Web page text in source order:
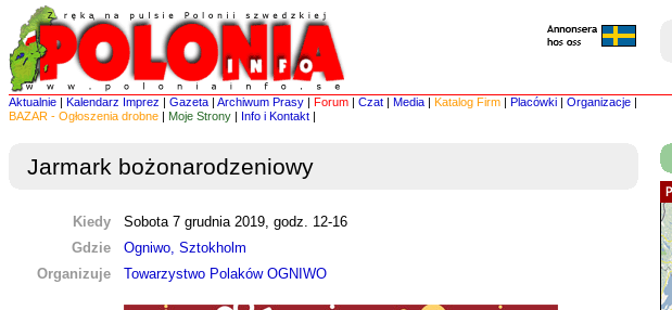
Aktualnie | Kalendarz Imprez | Gazeta | Archiwum Prasy | Forum | Czat | Media | Katalog Firm | Placówki | Organizacje |
BAZAR - Ogłoszenia drobne | Moje Strony | Info i Kontakt |
Jarmark bożonarodzeniowy
Kiedy
Sobota 7 grudnia 2019, godz. 12-16
Gdzie
Ogniwo, Sztokholm
Organizuje
Towarzystwo Polaków OGNIWO